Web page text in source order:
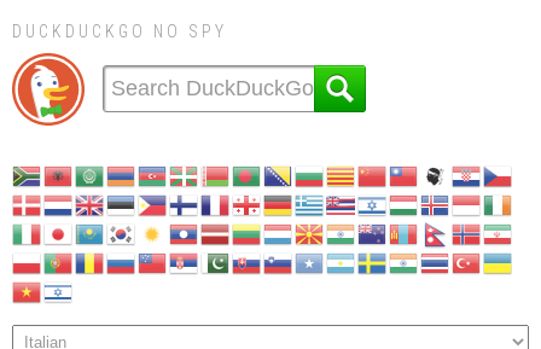
DUCKDUCKGO NO SPY